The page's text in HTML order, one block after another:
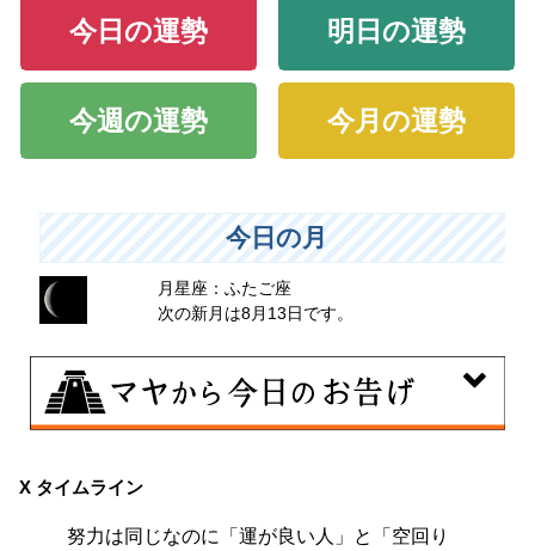
今日の運勢 明日の運勢
今週の運勢 今月の運勢
今日の月
月星座：ふたご座
次の新月は8月13日です。
大きくエネルギーを放出する日。日々の活力をため込ん
X タイムライン
努力は同じなのに「運が良い人」と「空回り